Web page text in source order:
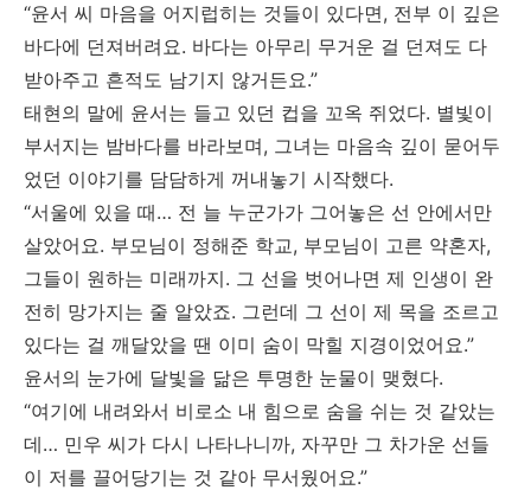
“윤서 씨 마음을 어지럽히는 것들이 있다면, 전부 이 깊은
바다에 던져버려요. 바다는 아무리 무거운 걸 던져도 다
받아주고 흔적도 남기지 않거든요.”
태현의 말에 윤서는 들고 있던 컵을 꼬옥 쥐었다. 별빛이
부서지는 밤바다를 바라보며, 그녀는 마음속 깊이 묻어두
었던 이야기를 담담하게 꺼내놓기 시작했다.
“서울에 있을 때… 전 늘 누군가가 그어놓은 선 안에서만
살았어요. 부모님이 정해준 학교, 부모님이 고른 약혼자,
그들이 원하는 미래까지. 그 선을 벗어나면 제 인생이 완
전히 망가지는 줄 알았죠. 그런데 그 선이 제 목을 조르고
있다는 걸 깨달았을 땐 이미 숨이 막힐 지경이었어요.”
윤서의 눈가에 달빛을 닮은 투명한 눈물이 맺혔다.
“여기에 내려와서 비로소 내 힘으로 숨을 쉬는 것 같았는
데… 민우 씨가 다시 나타나니까, 자꾸만 그 차가운 선들
이 저를 끌어당기는 것 같아 무서웠어요.”